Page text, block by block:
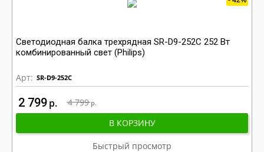
Светодиодная балка трехрядная SR-D9-252C 252 Вт
комбинированный свет (Philips)
Арт: SR-D9-252C
4 799 р
2 799р
В КОРЗИНУ
Быстрый просмотр